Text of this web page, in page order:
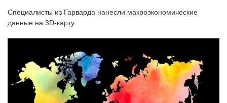
Специалисты из Гарварда нанесли макроэкономические
данные на 3D-карту.